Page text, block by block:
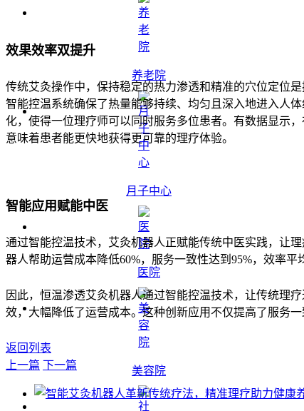
养老院
月子中心
医院
美容院
效果效率双提升
传统艾灸操作中，保持稳定的热力渗透和精准的穴位定位
智能控温系统确保了热量能够持续、均匀且深入地进入人
化，使得一位理疗师可以同时服务多位患者。有数据显示
意味着患者能更快地获得更可靠的理疗体验。
智能应用赋能中医
通过智能控温技术，艾灸机器人正赋能传统中医实践，让
器人帮助运营成本降低60%，服务一致性达到95%，效率
因此，恒温渗透艾灸机器人通过智能控温技术，让传统理
效，大幅降低了运营成本。这种创新应用不仅提高了服务
返回列表
上一篇 下一篇